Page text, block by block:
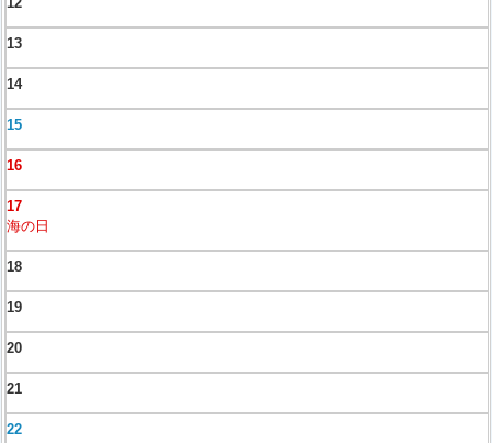
13
14
15
16
17
海の日
18
19
20
21
22